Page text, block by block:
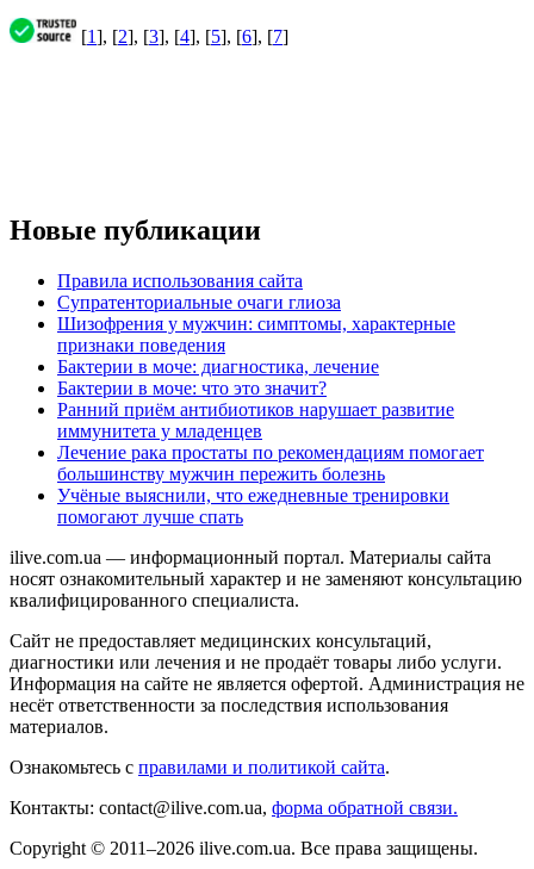
[1], [2], [3], [4], [5], [6], [7]
Новые публикации
Правила использования сайта
Супратенториальные очаги глиоза
Шизофрения у мужчин: симптомы, характерные
признаки поведения
Бактерии в моче: диагностика, лечение
Бактерии в моче: что это значит?
Ранний приём антибиотиков нарушает развитие
иммунитета у младенцев
Лечение рака простаты по рекомендациям помогает
большинству мужчин пережить болезнь
Учёные выяснили, что ежедневные тренировки
помогают лучше спать
ilive.com.ua — информационный портал. Материалы сайта
носят ознакомительный характер и не заменяют консультацию
квалифицированного специалиста.
Сайт не предоставляет медицинских консультаций,
диагностики или лечения и не продаёт товары либо услуги.
Информация на сайте не является офертой. Администрация не
несёт ответственности за последствия использования
материалов.
Ознакомьтесь с правилами и политикой сайта.
Контакты: contact@ilive.com.ua, форма обратной связи.
Copyright © 2011–2026 ilive.com.ua. Все права защищены.